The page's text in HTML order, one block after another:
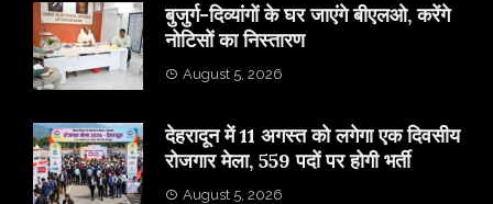
बुजुर्ग-दिव्यांगों के घर जाएंगे बीएलओ, करेंगे
नोटिसों का निस्तारण
August 5, 2026
​देहरादून में 11 अगस्त को लगेगा एक दिवसीय
रोजगार मेला, 559 पदों पर होगी भर्ती
August 5, 2026